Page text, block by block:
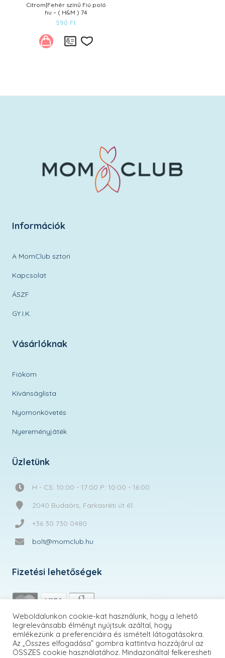
Citrom|Fehér színű Fiú poló
hu – ( H&M ) 74
590 Ft
Információk
A MomClub sztori
Kapcsolat
ÁSZF
GY.I.K.
Vásárlóknak
Fiókom
Kívánságlista
Nyomonkövetés
Nyereményjáték
Üzletünk
H - CS: 10:00 - 17:00 P: 10:00 - 16:00
2040 Budaörs, Farkasréti út 61.
+36 30 730 0480
bolt@momclub.hu
Fizetési lehetőségek
Weboldalunkon cookie-kat használunk, hogy a lehető
legrelevánsabb élményt nyújtsuk azáltal, hogy
emlékezünk a preferenciáira és ismételt látogatásokra.
Az „Összes elfogadása” gombra kattintva hozzájárul az
ÖSSZES cookie használatához. Mindazonáltal felkeresheti